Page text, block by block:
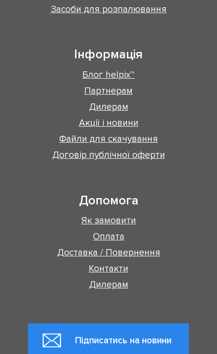
Засоби для розпалювання
Інформація
Блог helpix™
Партнерам
Дилерам
Акції і новини
Файли для скачування
Договір публічної оферти
Допомога
Як замовити
Оплата
Доставка / Повернення
Контакти
Дилерам
Підписатись на новини